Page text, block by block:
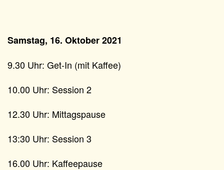
Samstag, 16. Oktober 2021
9.30 Uhr: Get-In (mit Kaffee)
10.00 Uhr: Session 2
12.30 Uhr: Mittagspause
13:30 Uhr: Session 3
16.00 Uhr: Kaffeepause